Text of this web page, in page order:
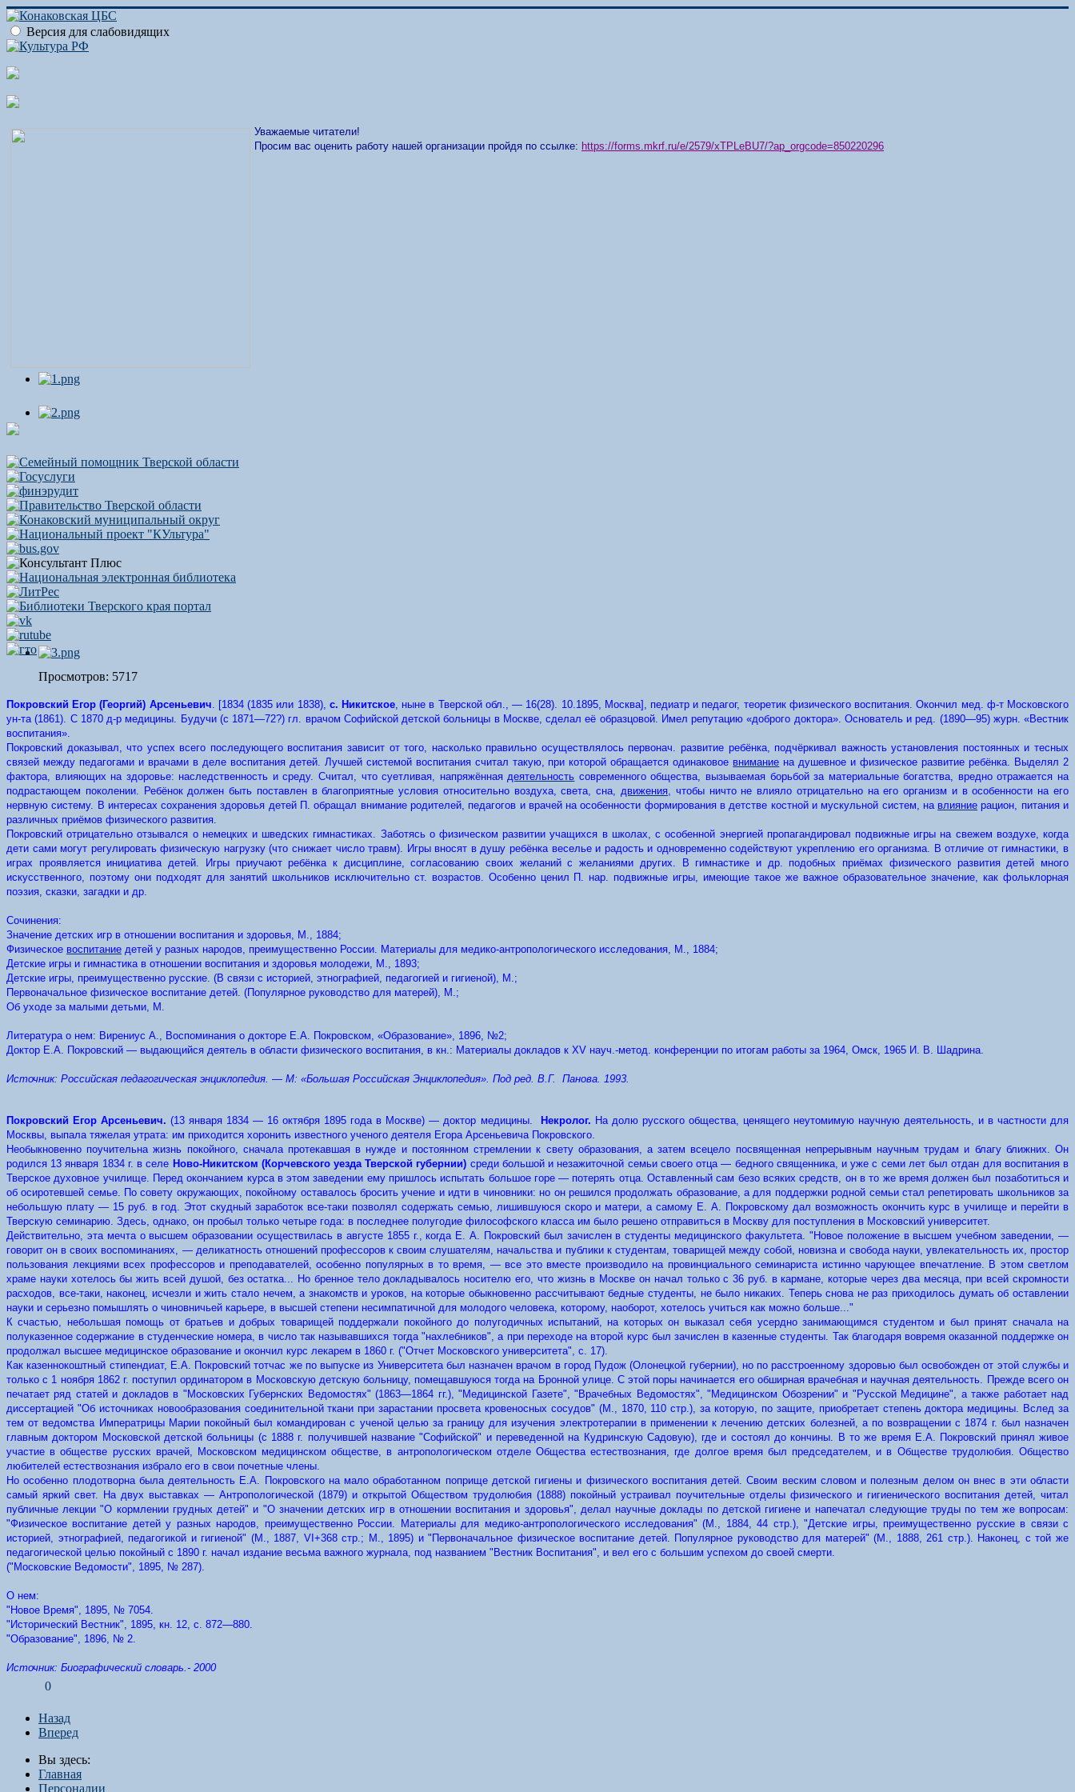
Версия для слабовидящих
Уважаемые читатели!
Просим вас оценить работу нашей организации пройдя по ссылке: https://forms.mkrf.ru/e/2579/xTPLeBU7/?ap_orgcode=850220296
Просмотров: 5717
Покровский Егор (Георгий) Арсеньевич. [1834 (1835 или 1838), с. Никитское, ныне в Тверской обл., — 16(28). 10.1895, Москва], педиатр и педагог, теоретик физического воспитания. Окончил мед. ф-т Московского
ун-та (1861). С 1870 д-р медицины. Будучи (с 1871—72?) гл. врачом Софийской детской больницы в Москве, сделал её образцовой. Имел репутацию «доброго доктора». Основатель и ред. (1890—95) журн. «Вестник
воспитания».
Покровский доказывал, что успех всего последующего воспитания зависит от того, насколько правильно осуществлялось первонач. развитие ребёнка, подчёркивал важность установления постоянных и тесных
связей между педагогами и врачами в деле воспитания детей. Лучшей системой воспитания считал такую, при которой обращается одинаковое внимание на душевное и физическое развитие ребёнка. Выделял 2
фактора, влияющих на здоровье: наследственность и среду. Считал, что суетливая, напряжённаядеятельность современного общества, вызываемая борьбой за материальные богатства, вредно отражается на
подрастающем поколении. Ребёнок должен быть поставлен в благоприятные условия относительно воздуха, света, сна, движения, чтобы ничто не влияло отрицательно на его организм и в особенности на его
нервную систему. В интересах сохранения здоровья детей П. обращал внимание родителей, педагогов и врачей на особенности формирования в детстве костной и мускульной систем, на влияние рацион, питания и
различных приёмов физического развития.
Покровский отрицательно отзывался о немецких и шведских гимнастиках. Заботясь о физическом развитии учащихся в школах, с особенной энергией пропагандировал подвижные игры на свежем воздухе, когда
дети сами могут регулировать физическую нагрузку (что снижает число травм). Игры вносят в душу ребёнка веселье и радость и одновременно содействуют укреплению его организма. В отличие от гимнастики, в
играх проявляется инициатива детей. Игры приучают ребёнка к дисциплине, согласованию своих желаний с желаниями других. В гимнастике и др. подобных приёмах физического развития детей много
искусственного, поэтому они подходят для занятий школьников исключительно ст. возрастов. Особенно ценил П. нар. подвижные игры, имеющие такое же важное образовательное значение, как фольклорная
поэзия, сказки, загадки и др.
Сочинения:
Значение детских игр в отношении воспитания и здоровья, М., 1884;
Физическое воспитание детей у разных народов, преимущественно России. Материалы для медико-антропологического исследования, М., 1884;
Детские игры и гимнастика в отношении воспитания и здоровья молодежи, М., 1893;
Детские игры, преимущественно русские. (В связи с историей, этнографией, педагогией и гигиеной), M.;
Первоначальное физическое воспитание детей. (Популярное руководство для матерей), M.;
Об уходе за малыми детьми, М.
Литература о нем: Вирениус А., Воспоминания о докторе Е.А. Покровском, «Образование», 1896, №2;
Доктор Е.А. Покровский — выдающийся деятель в области физического воспитания, в кн.: Материалы докладов к XV науч.-метод. конференции по итогам работы за 1964, Омск, 1965 И. В. Шадрина.
Источник: Российская педагогическая энциклопедия. — М: «Большая Российская Энциклопедия». Под ред. В.Г. Панова. 1993.
Покровский Егор Арсеньевич.(13 января 1834 — 16 октября 1895 года в Москве) — доктор медицины. Некролог. На долю русского общества, ценящего неутомимую научную деятельность, и в частности для
Москвы, выпала тяжелая утрата: им приходится хоронить известного ученого деятеля Егора Арсеньевича Покровского.
Необыкновенно поучительна жизнь покойного, сначала протекавшая в нужде и постоянном стремлении к свету образования, а затем всецело посвященная непрерывным научным трудам и благу ближних. Он
родился 13 января 1834 г. в селе Ново-Никитском (Корчевского уезда Тверской губернии) среди большой и незажиточной семьи своего отца — бедного священника, и уже с семи лет был отдан для воспитания в
Тверское духовное училище. Перед окончанием курса в этом заведении ему пришлось испытать большое горе — потерять отца. Оставленный сам безо всяких средств, он в то же время должен был позаботиться и
об осиротевшей семье. По совету окружающих, покойному оставалось бросить учение и идти в чиновники: но он решился продолжать образование, а для поддержки родной семьи стал репетировать школьников за
небольшую плату — 15 руб. в год. Этот скудный заработок все-таки позволял содержать семью, лишившуюся скоро и матери, а самому Е. А. Покровскому дал возможность окончить курс в училище и перейти в
Тверскую семинарию. Здесь, однако, он пробыл только четыре года: в последнее полугодие философского класса им было решено отправиться в Москву для поступления в Московский университет.
Действительно, эта мечта о высшем образовании осуществилась в августе 1855 г., когда Е. А. Покровский был зачислен в студенты медицинского факультета. "Новое положение в высшем учебном заведении, —
говорит он в своих воспоминаниях, — деликатность отношений профессоров к своим слушателям, начальства и публики к студентам, товарищей между собой, новизна и свобода науки, увлекательность их, простор
пользования лекциями всех профессоров и преподавателей, особенно популярных в то время, — все это вместе производило на провинциального семинариста истинно чарующее впечатление. В этом светлом
храме науки хотелось бы жить всей душой, без остатка... Но бренное тело докладывалось носителю его, что жизнь в Москве он начал только с 36 руб. в кармане, которые через два месяца, при всей скромности
расходов, все-таки, наконец, исчезли и жить стало нечем, а знакомств и уроков, на которые обыкновенно рассчитывают бедные студенты, не было никаких. Теперь снова не раз приходилось думать об оставлении
науки и серьезно помышлять о чиновничьей карьере, в высшей степени несимпатичной для молодого человека, которому, наоборот, хотелось учиться как можно больше..."
К счастью, небольшая помощь от братьев и добрых товарищей поддержали покойного до полугодичных испытаний, на которых он выказал себя усердно занимающимся студентом и был принят сначала на
полуказенное содержание в студенческие номера, в число так называвшихся тогда "нахлебников", а при переходе на второй курс был зачислен в казенные студенты. Так благодаря вовремя оказанной поддержке он
продолжал высшее медицинское образование и окончил курс лекарем в 1860 г. ("Отчет Московского университета", с. 17).
Как казеннокоштный стипендиат, Е.А. Покровский тотчас же по выпуске из Университета был назначен врачом в город Пудож (Олонецкой губернии), но по расстроенному здоровью был освобожден от этой службы и
только с 1 ноября 1862 г. поступил ординатором в Московскую детскую больницу, помещавшуюся тогда на Бронной улице. С этой поры начинается его обширная врачебная и научная деятельность. Прежде всего он
печатает ряд статей и докладов в "Московских Губернских Ведомостях" (1863—1864 гг.), "Медицинской Газете", "Врачебных Ведомостях", "Медицинском Обозрении" и "Русской Медицине", а также работает над
диссертацией "Об источниках новообразования соединительной ткани при зарастании просвета кровеносных сосудов" (М., 1870, 110 стр.), за которую, по защите, приобретает степень доктора медицины. Вслед за
тем от ведомства Императрицы Марии покойный был командирован с ученой целью за границу для изучения электротерапии в применении к лечению детских болезней, а по возвращении с 1874 г. был назначен
главным доктором Московской детской больницы (с 1888 г. получившей название "Софийской" и переведенной на Кудринскую Садовую), где и состоял до кончины. В то же время Е.А. Покровский принял живое
участие в обществе русских врачей, Московском медицинском обществе, в антропологическом отделе Общества естествознания, где долгое время был председателем, и в Обществе трудолюбия. Общество
любителей естествознания избрало его в свои почетные члены.
Но особенно плодотворна была деятельность Е.А. Покровского на мало обработанном поприще детской гигиены и физического воспитания детей. Своим веским словом и полезным делом он внес в эти области
самый яркий свет. На двух выставках — Антропологической (1879) и открытой Обществом трудолюбия (1888) покойный устраивал поучительные отделы физического и гигиенического воспитания детей, читал
публичные лекции "О кормлении грудных детей" и "О значении детских игр в отношении воспитания и здоровья", делал научные доклады по детской гигиене и напечатал следующие труды по тем же вопросам:
"Физическое воспитание детей у разных народов, преимущественно России. Материалы для медико-антропологического исследования" (М., 1884, 44 стр.), "Детские игры, преимущественно русские в связи с
историей, этнографией, педагогикой и гигиеной" (М., 1887, VI+368 стр.; М., 1895) и "Первоначальное физическое воспитание детей. Популярное руководство для матерей" (М., 1888, 261 стр.). Наконец, с той же
педагогической целью покойный с 1890 г. начал издание весьма важного журнала, под названием "Вестник Воспитания", и вел его с большим успехом до своей смерти.
("Московские Ведомости", 1895, № 287).
О нем:
"Новое Время", 1895, № 7054.
"Исторический Вестник", 1895, кн. 12, с. 872—880.
"Образование", 1896, № 2.
Источник: Биографический словарь.- 2000
0
Назад
Вперед
Вы здесь:
Главная
Персоналии